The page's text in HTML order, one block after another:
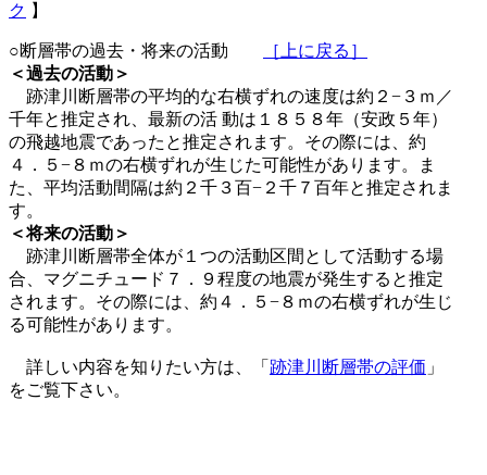
ク 】
○断層帯の過去・将来の活動
［上に戻る］
＜過去の活動＞
跡津川断層帯の平均的な右横ずれの速度は約２−３ｍ／
千年と推定され、最新の活 動は１８５８年（安政５年）
の飛越地震であったと推定されます。その際には、約
４．５−８ｍの右横ずれが生じた可能性があります。ま
た、平均活動間隔は約２千３百−２千７百年と推定されま
す。
＜将来の活動＞
跡津川断層帯全体が１つの活動区間として活動する場
合、マグニチュード７．９程度の地震が発生すると推定
されます。その際には、約４．５−８ｍの右横ずれが生じ
る可能性があります。
詳しい内容を知りたい方は、「 跡津川断層帯の評価 」
をご覧下さい。